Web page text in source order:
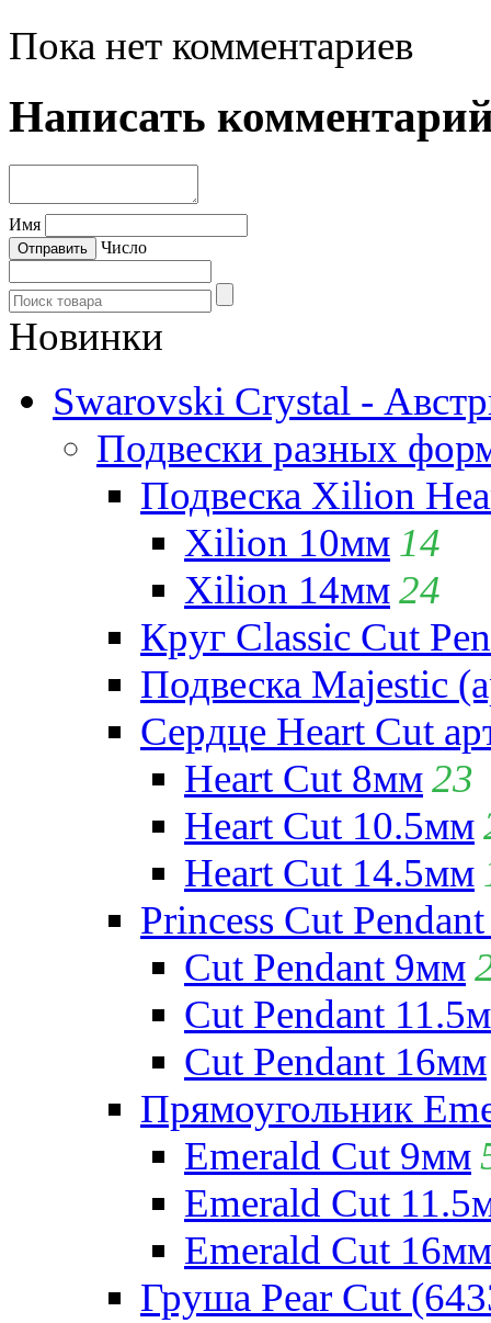
Пока нет комментариев
Написать
Имя
Число
Новинки
Swarovski Crystal -
Подвески разных
Подвеска Xilion
Xilion 10мм 14
Xilion 14мм24
Круг Classic Cut
Подвеска Majestic
Сердце Heart Cut
Heart Cut 8мм23
Heart Cut 10.5мм
Heart Cut 14.5мм
Princess Cut
Cut Pendant 9мм
Cut Pendant
Cut Pendant 16мм
Прямоугольник
Emerald Cut 9мм
Emerald Cut
Emerald Cut 16мм
Груша Pear Cut